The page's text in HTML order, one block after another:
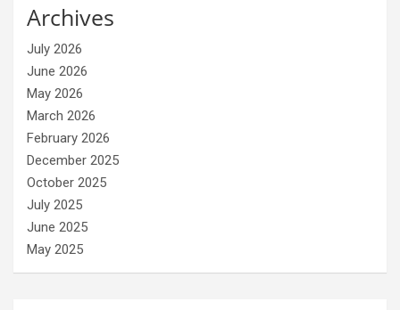
Archives
July 2026
June 2026
May 2026
March 2026
February 2026
December 2025
October 2025
July 2025
June 2025
May 2025